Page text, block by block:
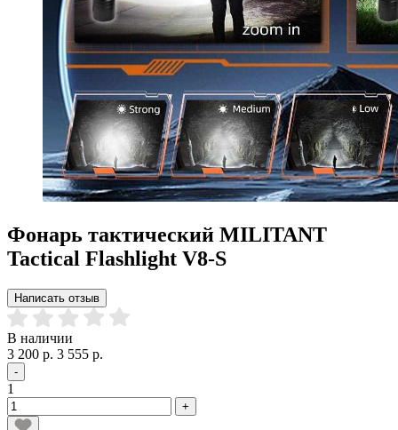
Фонарь тактический MILITANT
Tactical Flashlight V8-S
Написать отзыв
В наличии
3 200 р. 3 555 р.
-
1
+